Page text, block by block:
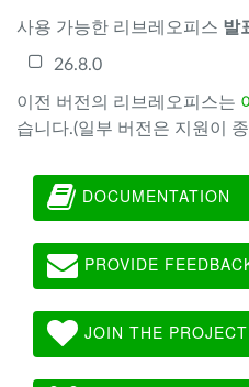
사용 가능한 리브레오피스 발
26.8.0
이전 버전의 리브레오피스는
습니다.(일부 버전은 지원이
DOCUMENTATION
PROVIDE
JOIN THE